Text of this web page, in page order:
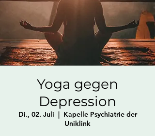
Yoga gegen
Depression
Di., 02. Juli
  |
Kapelle Psychiatrie der
Uniklink